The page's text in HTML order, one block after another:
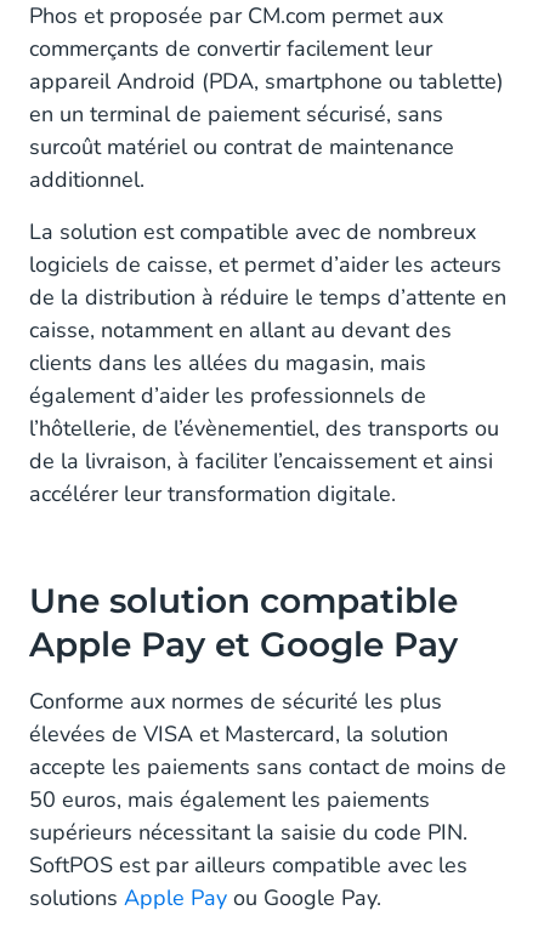
Phos et proposée par CM.com permet aux
commerçants de convertir facilement leur
appareil Android (PDA, smartphone ou tablette)
en un terminal de paiement sécurisé, sans
surcoût matériel ou contrat de maintenance
additionnel.
La solution est compatible avec de nombreux
logiciels de caisse, et permet d’aider les acteurs
de la distribution à réduire le temps d’attente en
caisse, notamment en allant au devant des
clients dans les allées du magasin, mais
également d’aider les professionnels de
l’hôtellerie, de l’évènementiel, des transports ou
de la livraison, à faciliter l’encaissement et ainsi
accélérer leur transformation digitale.
Une solution compatible
Apple Pay et Google Pay
Conforme aux normes de sécurité les plus
élevées de VISA et Mastercard, la solution
accepte les paiements sans contact de moins de
50 euros, mais également les paiements
supérieurs nécessitant la saisie du code PIN.
SoftPOS est par ailleurs compatible avec les
solutions Apple Pay ou Google Pay.